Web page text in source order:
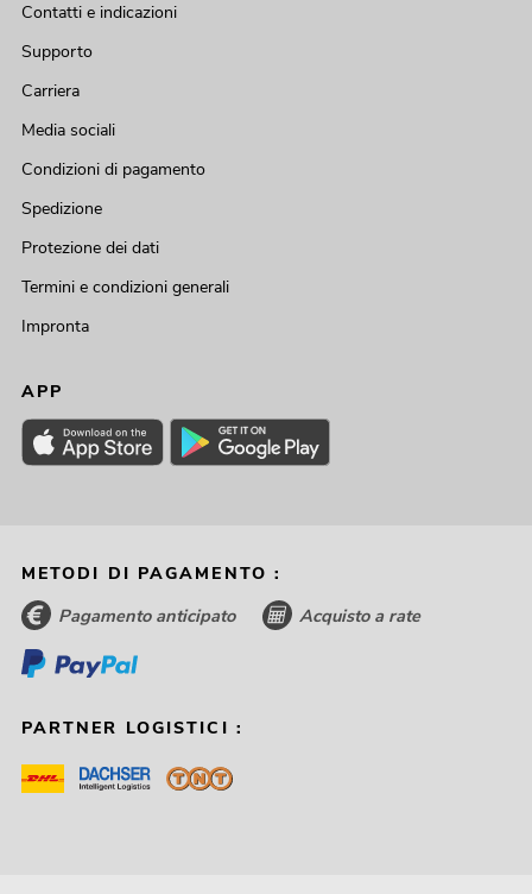
Amplificatore mixer ELA
549,00€
Contatti e indicazioni
Supporto
Carriera
Media sociali
Condizioni di pagamento
Spedizione
Protezione dei dati
Termini e condizioni generali
Impronta
APP
METODI DI PAGAMENTO :
Pagamento anticipato Acquisto a rate
PARTNER LOGISTICI :